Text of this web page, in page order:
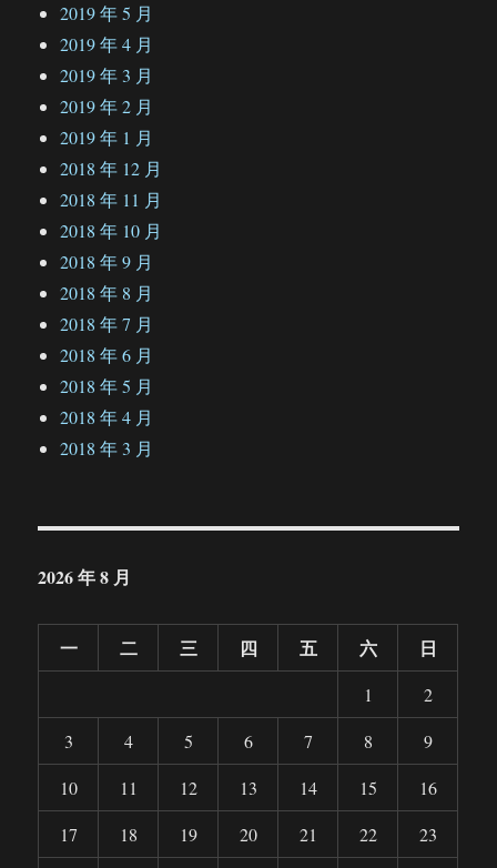
2019 年 5 月
2019 年 4 月
2019 年 3 月
2019 年 2 月
2019 年 1 月
2018 年 12 月
2018 年 11 月
2018 年 10 月
2018 年 9 月
2018 年 8 月
2018 年 7 月
2018 年 6 月
2018 年 5 月
2018 年 4 月
2018 年 3 月
2026 年 8 月
一 二 三 四 五 六 日
1
2
3
4 5 6 7 8
9
10
11 12 13 14 15
16
17
18 19 20 21 22
23